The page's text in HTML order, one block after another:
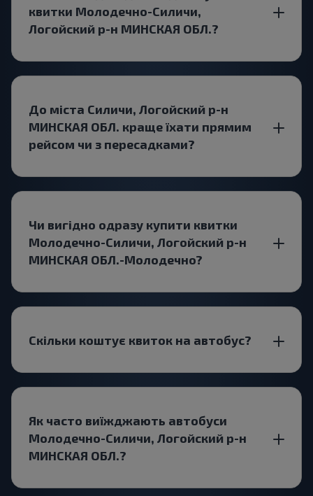
квитки Молодечно-Силичи,
Логойский р-н МИНСКАЯ ОБЛ.?
До міста Силичи, Логойский р-н
МИНСКАЯ ОБЛ. краще їхати прямим
рейсом чи з пересадками?
Чи вигідно одразу купити квитки
Молодечно-Силичи, Логойский р-н
МИНСКАЯ ОБЛ.-Молодечно?
Скільки коштує квиток на автобус?
Як часто виїжджають автобуси
Молодечно-Силичи, Логойский р-н
МИНСКАЯ ОБЛ.?